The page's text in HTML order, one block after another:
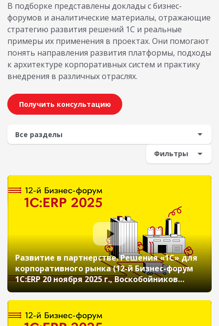
В подборке представлены доклады с бизнес-
форумов и аналитические материалы, отражающие
стратегию развития решений 1С и реальные
примеры их применения в проектах. Они помогают
понять направления развития платформы, подходы
к архитектуре корпоративных систем и практику
внедрения в различных отраслях.
Получить консультацию
Фильтры
Развитие в партнерстве. Решения «1С» для
корпоративного рынка (12-й Бизнес-форум
1С:ERP 20 ноября 2025 г., Воскобойников
Дмитрий, «1С»)